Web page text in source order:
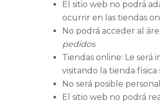
El sitio web no podrá
ocurrir en las tiendas
No podrá acceder al
pedidos.
Tiendas online: Le será
visitando la tienda física
No será posible
El sitio web no podrá